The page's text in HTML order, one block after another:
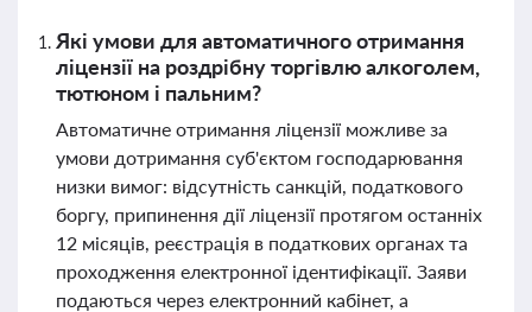
Які умови для автоматичного отримання
ліцензії на роздрібну торгівлю алкоголем,
тютюном і пальним?
Автоматичне отримання ліцензії можливе за
умови дотримання суб'єктом господарювання
низки вимог: відсутність санкцій, податкового
боргу, припинення дії ліцензії протягом останніх
12 місяців, реєстрація в податкових органах та
проходження електронної ідентифікації. Заяви
подаються через електронний кабінет, а